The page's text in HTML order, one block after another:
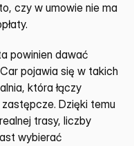
czy w umowie nie ma
powinien dawać
pojawia się w takich
która łączy
Dzięki temu
trasy, liczby
wybierać